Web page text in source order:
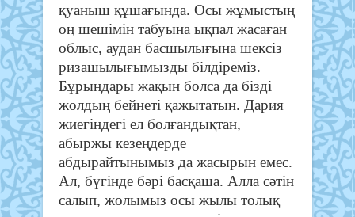
қуаныш құшағында. Осы жұмыстың
оң шешімін табуына ықпал жасаған
облыс, аудан басшылығына шексіз
ризашылығымызды білдіреміз.
Бұрындары жақын болса да бізді
жолдың бейнеті қажытатын. Дария
жиегіндегі ел болғандықтан,
абыржы кезеңдерде
абдырайтынымыз да жасырын емес.
Ал, бүгінде бәрі басқаша. Алла сәтін
салып, жолымыз осы жылы толық